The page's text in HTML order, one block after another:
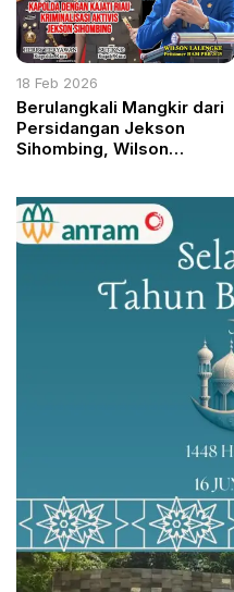
18 Feb 2026
Berulangkali Mangkir dari
Persidangan Jekson
Sihombing, Wilson
Kapolda dengan Kajati
Riau